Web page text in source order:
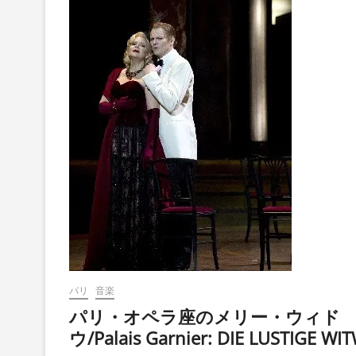
パリ 音楽
パリ・オペラ座のメリー・ウィド
ウ/Palais Garnier: DIE LUSTIGE